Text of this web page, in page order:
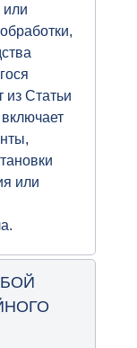
или
Статьи
или